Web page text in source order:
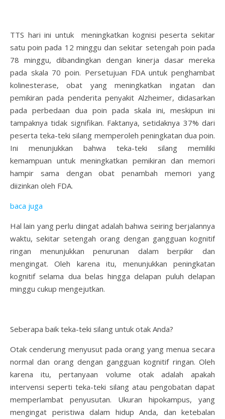
TTS hari ini untuk meningkatkan kognisi peserta sekitar
satu poin pada 12 minggu dan sekitar setengah poin pada
78 minggu, dibandingkan dengan kinerja dasar mereka
pada skala 70 poin. Persetujuan FDA untuk penghambat
kolinesterase, obat yang meningkatkan ingatan dan
pemikiran pada penderita penyakit Alzheimer, didasarkan
pada perbedaan dua poin pada skala ini, meskipun ini
tampaknya tidak signifikan. Faktanya, setidaknya 37% dari
peserta teka-teki silang memperoleh peningkatan dua poin.
Ini menunjukkan bahwa teka-teki silang memiliki
kemampuan untuk meningkatkan pemikiran dan memori
hampir sama dengan obat penambah memori yang
diizinkan oleh FDA.
baca juga
Hal lain yang perlu diingat adalah bahwa seiring berjalannya
waktu, sekitar setengah orang dengan gangguan kognitif
ringan menunjukkan penurunan dalam berpikir dan
mengingat. Oleh karena itu, menunjukkan peningkatan
kognitif selama dua belas hingga delapan puluh delapan
minggu cukup mengejutkan.
Seberapa baik teka-teki silang untuk otak Anda?
Otak cenderung menyusut pada orang yang menua secara
normal dan orang dengan gangguan kognitif ringan. Oleh
karena itu, pertanyaan volume otak adalah apakah
intervensi seperti teka-teki silang atau pengobatan dapat
memperlambat penyusutan. Ukuran hipokampus, yang
mengingat peristiwa dalam hidup Anda, dan ketebalan